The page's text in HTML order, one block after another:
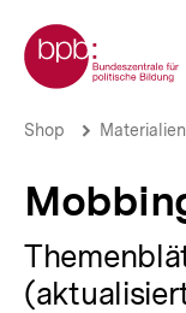
zum
Seiteninhalt
springen
Zur Startseite der bpb
Mobbing
Schule
bpb.de
Shop Materialien